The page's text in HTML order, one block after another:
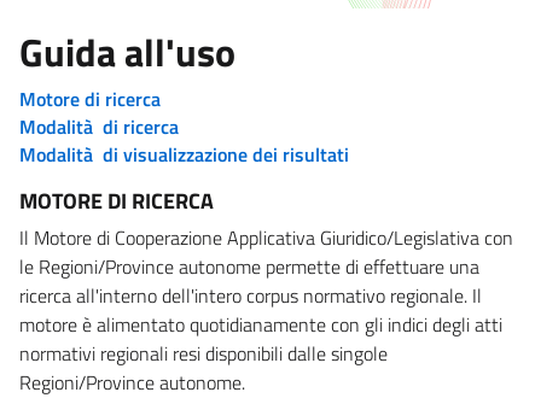
Guida all'uso
Motore di ricerca
Modalità di ricerca
Modalità di visualizzazione dei risultati
MOTORE DI RICERCA
Il Motore di Cooperazione Applicativa Giuridico/Legislativa con
le Regioni/Province autonome permette di effettuare una
ricerca all'interno dell'intero corpus normativo regionale. Il
motore è alimentato quotidianamente con gli indici degli atti
normativi regionali resi disponibili dalle singole
Regioni/Province autonome.